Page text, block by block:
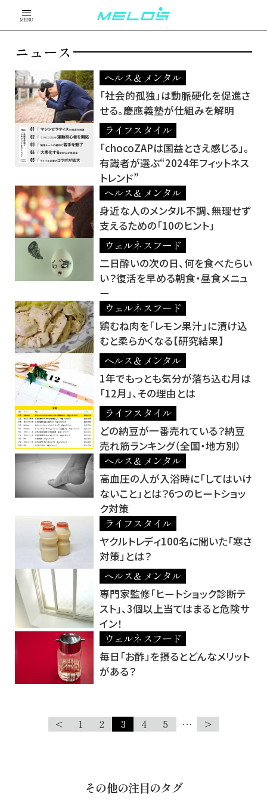
MENU
ニュース
ヘルス＆メンタル
「社会的孤独」は動脈硬化を促進さ
せる。慶應義塾が仕組みを解明
ライフスタイル
「chocoZAPは国益とさえ感じる」。
有識者が選ぶ“2024年フィットネス
トレンド”
ヘルス＆メンタル
身近な人のメンタル不調、無理せず
支えるための「10のヒント」
ウェルネスフード
二日酔いの次の日、何を食べたらい
い？復活を早める朝食・昼食メニュ
ー
ウェルネスフード
鶏むね肉を「レモン果汁」に漬け込
むと柔らかくなる【研究結果】
ヘルス＆メンタル
1年でもっとも気分が落ち込む月は
「12月」、その理由とは
ライフスタイル
どの納豆が一番売れている？納豆
売れ筋ランキング（全国・地方別）
ヘルス＆メンタル
高血圧の人が入浴時に「してはいけ
ないこと」とは？6つのヒートショッ
ク対策
ライフスタイル
ヤクルトレディ100名に聞いた「寒さ
対策」とは？
ヘルス＆メンタル
専門家監修「ヒートショック診断テ
スト」、3個以上当てはまると危険サ
イン！
ウェルネスフード
毎日「お酢」を摂るとどんなメリット
がある？
< 1 2 3 4 5 … >
その他の注目のタグ